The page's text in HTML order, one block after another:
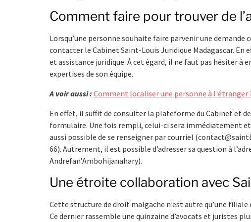
Comment faire pour trouver de
Lorsqu’une personne souhaite faire parvenir une
contacter le Cabinet Saint-Louis Juridique Madagascar.
et assistance juridique. À cet égard, il ne faut pas hésiter à
expertises de son équipe.
A voir aussi : Comment localiser une personne à l'étranger
En effet, il suffit de consulter la plateforme du Cabinet et
formulaire. Une fois rempli, celui-ci sera immédiatement
aussi possible de se renseigner par courriel (
66). Autrement, il est possible d’adresser sa question à
Andrefan’Ambohijanahary).
Une étroite collaboration avec
Cette structure de droit malgache n’est autre qu’une
Ce dernier rassemble une quinzaine d’avocats et juristes